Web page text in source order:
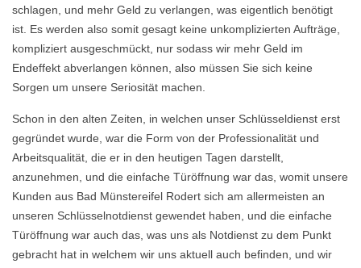
schlagen, und mehr Geld zu verlangen, was eigentlich benötigt
ist. Es werden also somit gesagt keine unkomplizierten Aufträge,
kompliziert ausgeschmückt, nur sodass wir mehr Geld im
Endeffekt abverlangen können, also müssen Sie sich keine
Sorgen um unsere Seriosität machen.
Schon in den alten Zeiten, in welchen unser Schlüsseldienst erst
gegründet wurde, war die Form von der Professionalität und
Arbeitsqualität, die er in den heutigen Tagen darstellt,
anzunehmen, und die einfache Türöffnung war das, womit unsere
Kunden aus Bad Münstereifel Rodert sich am allermeisten an
unseren Schlüsselnotdienst gewendet haben, und die einfache
Türöffnung war auch das, was uns als Notdienst zu dem Punkt
gebracht hat in welchem wir uns aktuell auch befinden, und wir